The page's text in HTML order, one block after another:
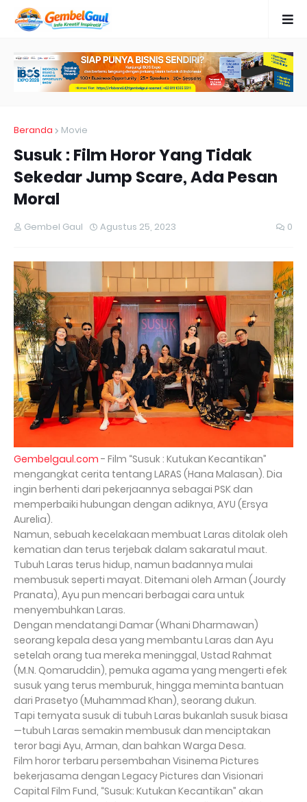
Beranda Movie
Susuk : Film Horor Yang Tidak
Sekedar Jump Scare, Ada Pesan
Moral
Gembel Gaul Agustus 25, 2023 0
Gembelgaul.com - Film “Susuk : Kutukan Kecantikan”
mengangkat cerita tentang LARAS (Hana Malasan). Dia
ingin berhenti dari pekerjaannya sebagai PSK dan
memperbaiki hubungan dengan adiknya, AYU (Ersya
Aurelia).
Namun, sebuah kecelakaan membuat Laras ditolak oleh
kematian dan terus terjebak dalam sakaratul maut.
Tubuh Laras terus hidup, namun badannya mulai
membusuk seperti mayat. Ditemani oleh Arman (Jourdy
Pranata), Ayu pun mencari berbagai cara untuk
menyembuhkan Laras.
Dengan mendatangi Damar (Whani Dharmawan)
seorang kepala desa yang membantu Laras dan Ayu
setelah orang tua mereka meninggal, Ustad Rahmat
(M.N. Qomaruddin), pemuka agama yang mengerti efek
susuk yang terus memburuk, hingga meminta bantuan
dari Prasetyo (Muhammad Khan), seorang dukun.
Tapi ternyata susuk di tubuh Laras bukanlah susuk biasa
—tubuh Laras semakin membusuk dan menciptakan
teror bagi Ayu, Arman, dan bahkan Warga Desa.
Film horor terbaru persembahan Visinema Pictures
bekerjasama dengan Legacy Pictures dan Visionari
Capital Film Fund, “Susuk: Kutukan Kecantikan” akan